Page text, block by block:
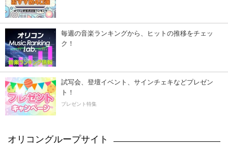
毎週の音楽ランキングから、ヒットの推移をチェッ
ク！
試写会、登壇イベント、サインチェキなどプレゼン
ト！
プレゼント特集
オリコングループサイト